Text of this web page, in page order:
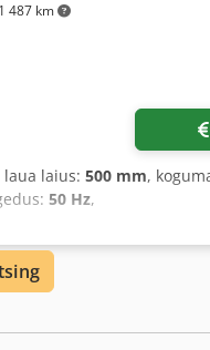
487 km
laua laius: 500 mm,
50 Hz,